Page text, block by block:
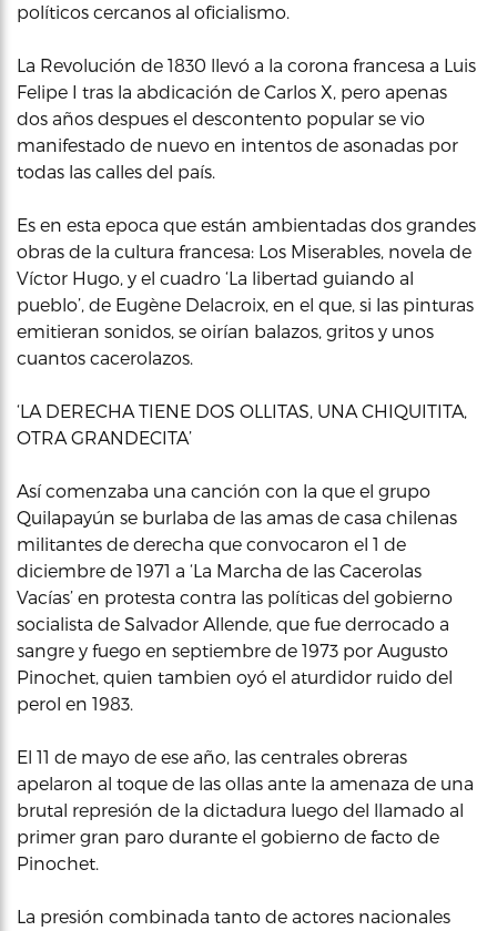
políticos cercanos al oficialismo.
La Revolución de 1830 llevó a la corona francesa a Luis
Felipe I tras la abdicación de Carlos X, pero apenas
dos años despues el descontento popular se vio
manifestado de nuevo en intentos de asonadas por
todas las calles del país.
Es en esta epoca que están ambientadas dos grandes
obras de la cultura francesa: Los Miserables, novela de
Víctor Hugo, y el cuadro ‘La libertad guiando al
pueblo’, de Eugène Delacroix, en el que, si las pinturas
emitieran sonidos, se oirían balazos, gritos y unos
cuantos cacerolazos.
‘LA DERECHA TIENE DOS OLLITAS, UNA CHIQUITITA,
OTRA GRANDECITA’
Así comenzaba una canción con la que el grupo
Quilapayún se burlaba de las amas de casa chilenas
militantes de derecha que convocaron el 1 de
diciembre de 1971 a ‘La Marcha de las Cacerolas
Vacías’ en protesta contra las políticas del gobierno
socialista de Salvador Allende, que fue derrocado a
sangre y fuego en septiembre de 1973 por Augusto
Pinochet, quien tambien oyó el aturdidor ruido del
perol en 1983.
El 11 de mayo de ese año, las centrales obreras
apelaron al toque de las ollas ante la amenaza de una
brutal represión de la dictadura luego del llamado al
primer gran paro durante el gobierno de facto de
Pinochet.
La presión combinada tanto de actores nacionales